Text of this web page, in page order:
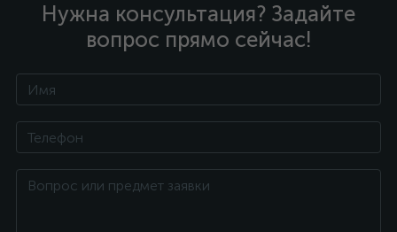
Нужна консультация? Задайте
вопрос прямо сейчас!